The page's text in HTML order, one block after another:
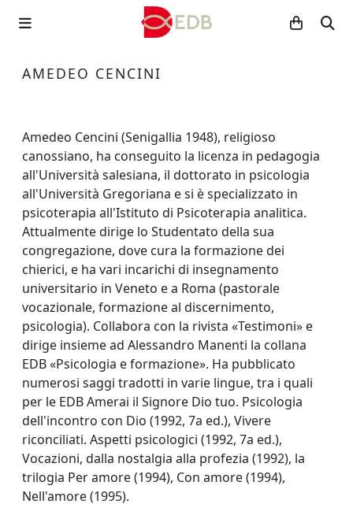
AMEDEO CENCINI
Amedeo Cencini (Senigallia 1948), religioso
canossiano, ha conseguito la licenza in pedagogia
all'Università salesiana, il dottorato in psicologia
all'Università Gregoriana e si è specializzato in
psicoterapia all'Istituto di Psicoterapia analitica.
Attualmente dirige lo Studentato della sua
congregazione, dove cura la formazione dei
chierici, e ha vari incarichi di insegnamento
universitario in Veneto e a Roma (pastorale
vocazionale, formazione al discernimento,
psicologia). Collabora con la rivista «Testimoni» e
dirige insieme ad Alessandro Manenti la collana
EDB «Psicologia e formazione». Ha pubblicato
numerosi saggi tradotti in varie lingue, tra i quali
per le EDB Amerai il Signore Dio tuo. Psicologia
dell'incontro con Dio (1992, 7a ed.), Vivere
riconciliati. Aspetti psicologici (1992, 7a ed.),
Vocazioni, dalla nostalgia alla profezia (1992), la
trilogia Per amore (1994), Con amore (1994),
Nell'amore (1995).